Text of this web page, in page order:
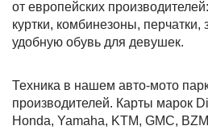
от европейских
куртки, комбинезоны,
удобную обувь для девушек.
Техника в нашем авто-мото
производителей. Карты марок
Honda, Yamaha, KTM, GMC,